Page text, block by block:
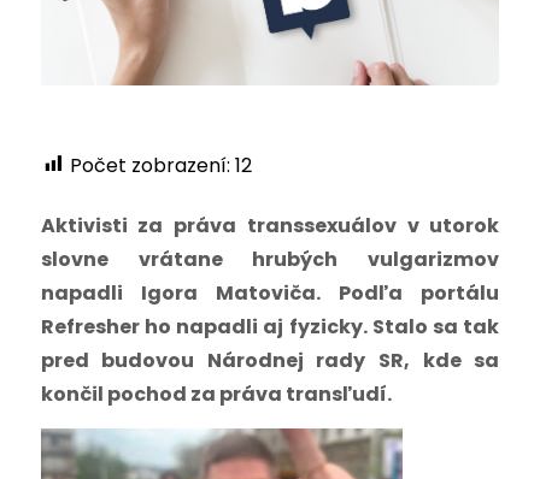
Počet zobrazení: 12
Aktivisti za práva transsexuálov v utorok
slovne vrátane hrubých vulgarizmov
napadli Igora Matoviča. Podľa portálu
Refresher ho napadli aj fyzicky. Stalo sa tak
pred budovou Národnej rady SR, kde sa
končil pochod za práva transľudí.